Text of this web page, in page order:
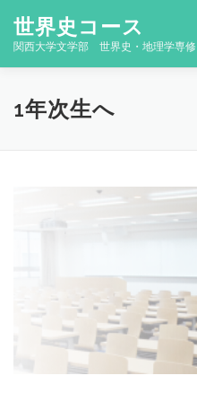
世界史コース
関西大学文学部 世界史・地理学専修
コースの概要
1年次生へ